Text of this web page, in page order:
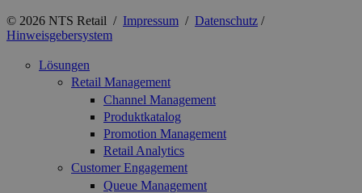
© 2026 NTS Retail / Impressum / Datenschutz /
Hinweisgebersystem
Lösungen
Retail Management
Channel Management
Produktkatalog
Promotion Management
Retail Analytics
Customer Engagement
Queue Management